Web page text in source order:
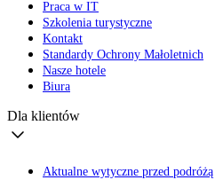
Praca w IT
Szkolenia turystyczne
Kontakt
Standardy Ochrony Małoletnich
Nasze hotele
Biura
Dla klientów
Aktualne wytyczne przed podróżą